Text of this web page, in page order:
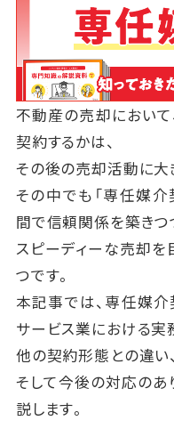
不動産の売却におい
契約するかは、
その後の売却活動に大
その中でも「専任媒
間で信頼関係を築きつ
スピーディーな売却
つです。
本記事では、専任媒
サービス業における実
他の契約形態との違い、
そして今後の対応の
説します。